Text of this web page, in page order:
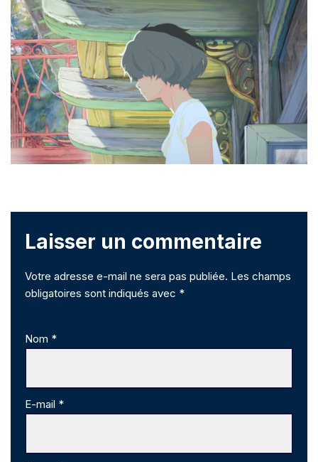
Laisser un commentaire
Votre adresse e-mail ne sera pas publiée. Les champs
obligatoires sont indiqués avec *
Nom *
E-mail *